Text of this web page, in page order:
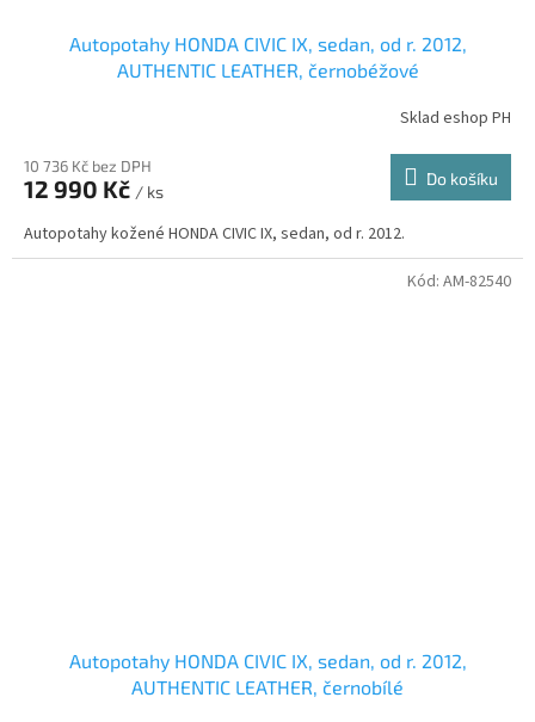
Autopotahy HONDA CIVIC IX, sedan, od r. 2012,
AUTHENTIC LEATHER, černobéžové
Sklad eshop PH
10 736 Kč bez DPH
12 990 Kč / ks
Do košíku
Autopotahy kožené HONDA CIVIC IX, sedan, od r. 2012.
Autopotahy HONDA CIVIC IX, sedan, od r. 2012,
AUTHENTIC LEATHER, černobílé
Kód: AM-82540